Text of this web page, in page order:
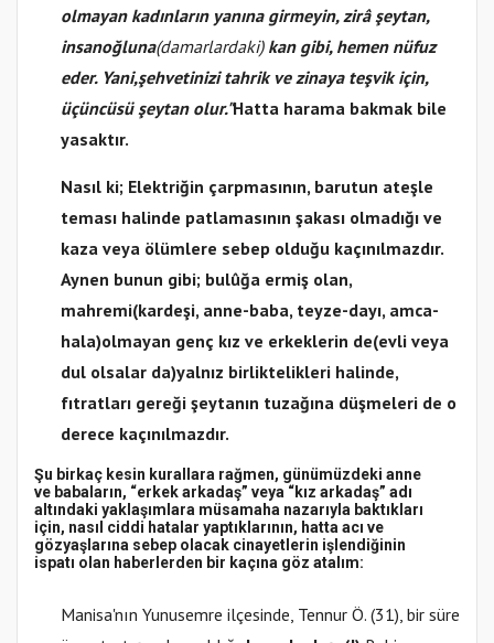
olmayan kadınların yanına girmeyin, zirâ şeytan,
insanoğluna(damarlardaki)kan gibi, hemen nüfuz
eder. Yani,şehvetinizi tahrik ve zinaya teşvik için,
üçüncüsü şeytan olur."Hattaharama bakmak bile
yasaktır.
Nasıl ki; Elektriğin çarpmasının, barutun ateşle
teması halinde patlamasının şakası olmadığı ve
kaza veya ölümlere sebep olduğu kaçınılmazdır.
Aynen bunun gibi; bulûğa ermiş olan,
mahremi(kardeşi, anne-baba, teyze-dayı, amca-
hala)olmayan genç kız ve erkeklerin de(evli veya
dul olsalar da)yalnız birliktelikleri halinde,
fıtratları gereği şeytanın tuzağına düşmeleri de o
derece kaçınılmazdır.
Şu birkaç kesin kurallara rağmen, günümüzdeki anne
ve babaların, “erkek arkadaş” veya “kız arkadaş” adı
altındaki yaklaşımlara müsamaha nazarıyla baktıkları
için, nasıl ciddi hatalar yaptıklarının, hatta acı ve
gözyaşlarına sebep olacak cinayetlerin işlendiğinin
ispatı olan haberlerden bir kaçına göz atalım:
Manisa'nın Yunusemre ilçesinde, Tennur Ö. (31), bir süre